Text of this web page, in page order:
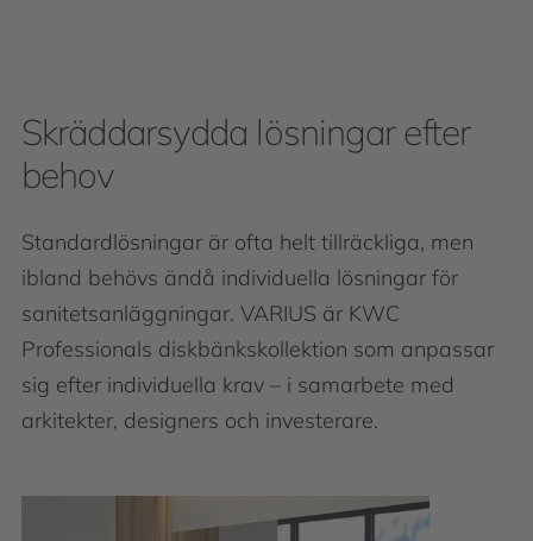
Skräddarsydda lösningar efter
behov
Standardlösningar är ofta helt tillräckliga, men
ibland behövs ändå individuella lösningar för
sanitetsanläggningar. VARIUS är KWC
Professionals diskbänkskollektion som anpassar
sig efter individuella krav – i samarbete med
arkitekter, designers och investerare.